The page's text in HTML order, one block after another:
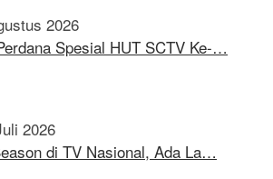
2026
Spesial HUT SCTV Ke-…
2026
di TV Nasional, Ada La…